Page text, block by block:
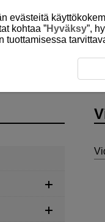
Videon
evästeitä
kohtaa ”Hyväksy”,